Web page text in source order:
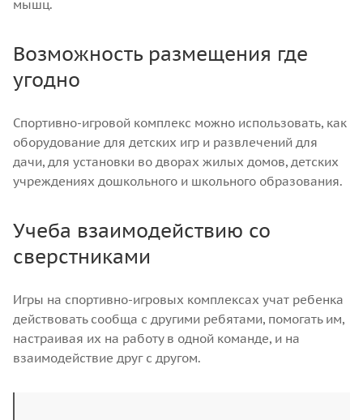
мышц.
Возможность размещения где
угодно
Спортивно-игровой комплекс можно использовать, как
оборудование для детских игр и развлечений для
дачи, для установки во дворах жилых домов, детских
учреждениях дошкольного и школьного образования.
Учеба взаимодействию со
сверстниками
Игры на спортивно-игровых комплексах учат ребенка
действовать сообща с другими ребятами, помогать им,
настраивая их на работу в одной команде, и на
взаимодействие друг с другом.